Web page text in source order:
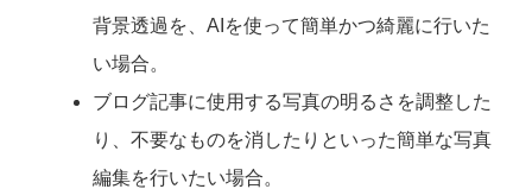
背景透過を、AIを使って簡単かつ綺麗に行いた
い場合。
ブログ記事に使用する写真の明るさを調整した
り、不要なものを消したりといった簡単な写真
編集を行いたい場合。